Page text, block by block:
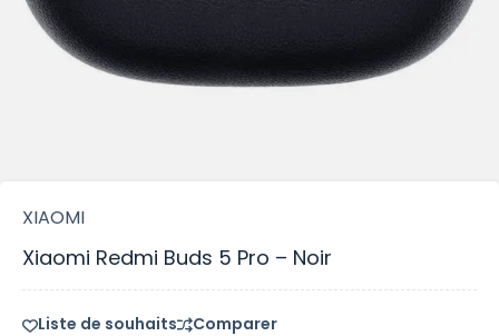
XIAOMI
Xiaomi Redmi Buds 5 Pro – Noir
Liste de souhaits Comparer